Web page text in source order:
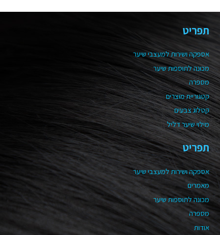
תפריט
אספקה ושירות למעצבי שיער
מכונה לתוספות שיער
מספרה
קטגוריית מוצרים
קטלוג צבעים
מילוי שיער דליל
תפריט
אספקה ושירות למעצבי שיער
מאמרים
מכונה לתוספות שיער
מספרה
אודות